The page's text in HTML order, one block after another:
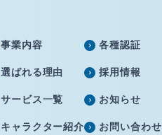
事業内容
選ばれる理由
サービス一覧
キャラクター紹介
各種認証
採用情報
お知らせ
お問い合わせ